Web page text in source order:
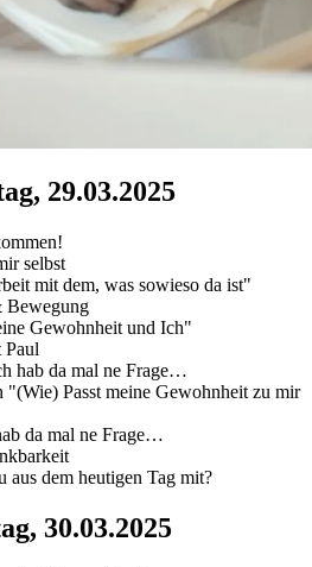
29.03.2025
selbst
mit dem, was sowieso da ist"
Bewegung
Gewohnheit und Ich"
hab da mal ne Frage…
Passt meine Gewohnheit zu mir
da mal ne Frage…
aus dem heutigen Tag mit?
30.03.2025